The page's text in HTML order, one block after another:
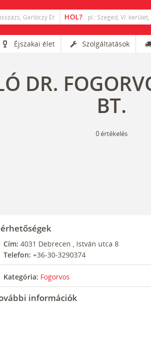
Éjszakai élet Szolgáltatások
DR.
BT.
0értékelés
Cím: 4031 Debrecen , István utca 8
Telefon: +36-30-3290374
Kategória: Fogorvos
információk